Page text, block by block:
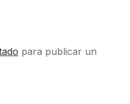
para publicar un